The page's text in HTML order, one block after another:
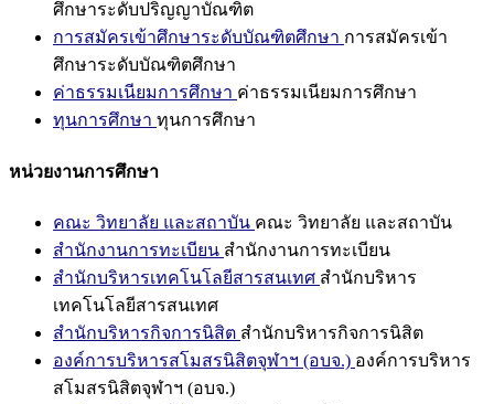
ศึกษาระดับปริญญาบัณฑิต
การสมัครเข้าศึกษาระดับบัณฑิตศึกษา การสมัครเข้า
ศึกษาระดับบัณฑิตศึกษา
ค่าธรรมเนียมการศึกษา ค่าธรรมเนียมการศึกษา
ทุนการศึกษา ทุนการศึกษา
หน่วยงานการศึกษา
คณะ วิทยาลัย และสถาบัน คณะ วิทยาลัย และสถาบัน
สำนักงานการทะเบียน สำนักงานการทะเบียน
สำนักบริหารเทคโนโลยีสารสนเทศ สำนักบริหาร
เทคโนโลยีสารสนเทศ
สำนักบริหารกิจการนิสิต สำนักบริหารกิจการนิสิต
องค์การบริหารสโมสรนิสิตจุฬาฯ (อบจ.) องค์การบริหาร
สโมสรนิสิตจุฬาฯ (อบจ.)